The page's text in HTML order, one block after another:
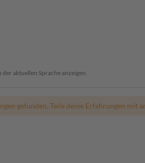
aktuellen Sprache anzeigen.
gefunden. Teile deine Erfahrungen mit